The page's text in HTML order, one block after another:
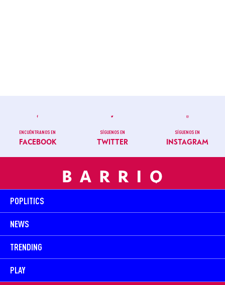
ENCUÉNTRANOS EN
FACEBOOK
SÍGUENOS EN
TWITTER
SÍGUENOS EN
INSTAGRAM
POPLITICS
NEWS
TRENDING
PLAY